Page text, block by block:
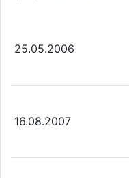
25.05.2006
16.08.2007